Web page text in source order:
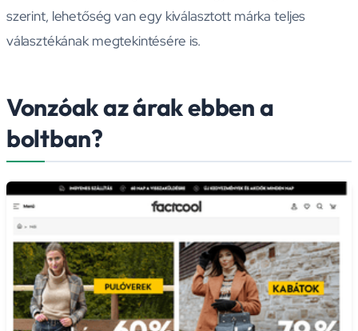
szerint, lehetőség van egy kiválasztott márka teljes
választékának megtekintésére is.
Vonzóak az árak ebben a
boltban?